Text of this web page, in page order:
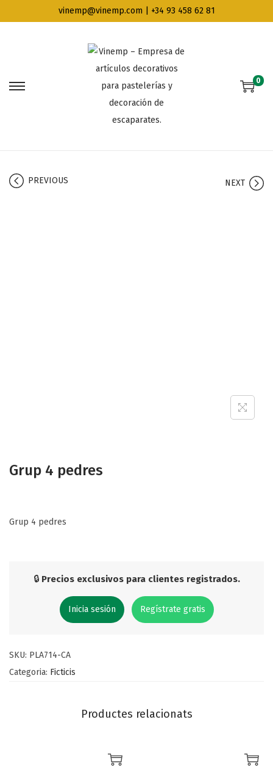
vinemp@vinemp.com | +34 93 458 62 81
0
PREVIOUS NEXT
Grup 4 pedres
Grup 4 pedres
🔒 Precios exclusivos para clientes registrados.
Inicia sesión Regístrate gratis
SKU: PLA714-CA
Categoria: Ficticis
Productes relacionats